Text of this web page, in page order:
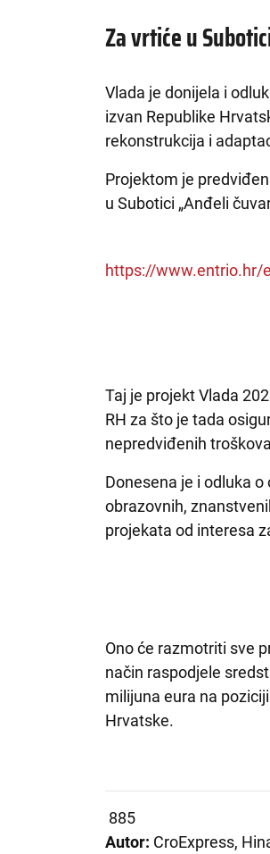
Za vrtiće u
Vlada je donijela i
izvan Republike
rekonstrukcija i
Projektom je
u Subotici „Anđeli
https://www.entrio.hr/
Taj je projekt Vlada
RH za što je tada
nepredviđenih
Donesena je i odluka
obrazovnih,
projekata od interesa
Ono će razmotriti sve
način raspodjele
milijuna eura na
Hrvatske.
885
Autor: CroExpress,